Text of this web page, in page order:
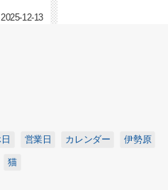
2025-12-13
営業日 カレンダー 伊勢原
猫